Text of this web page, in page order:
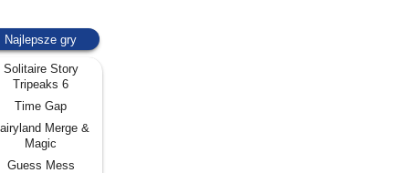
Najlepsze gry
Solitaire Story
Tripeaks 6
Time Gap
Merge &
Magic
Guess Mess